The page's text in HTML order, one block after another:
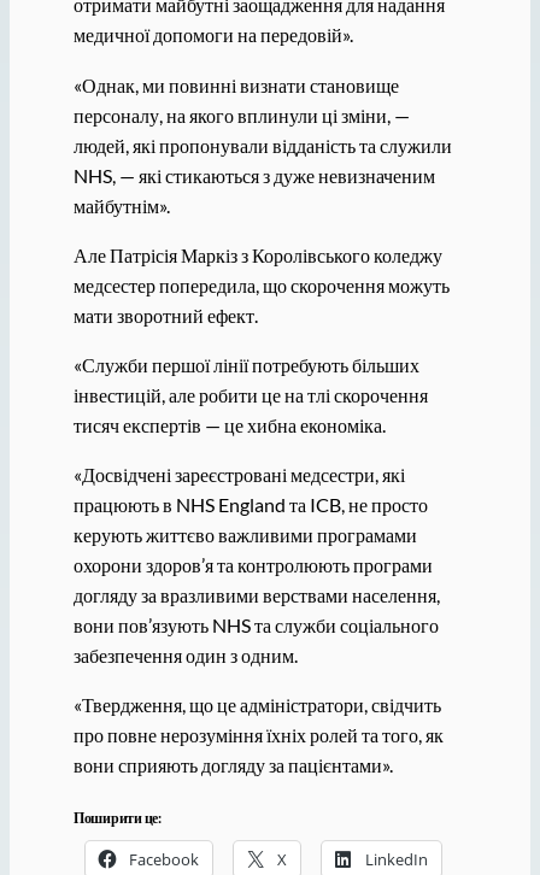
отримати майбутні заощадження для надання
медичної допомоги на передовій».
«Однак, ми повинні визнати становище
персоналу, на якого вплинули ці зміни, —
людей, які пропонували відданість та служили
NHS, — які стикаються з дуже невизначеним
майбутнім».
Але Патрісія Маркіз з Королівського коледжу
медсестер попередила, що скорочення можуть
мати зворотний ефект.
«Служби першої лінії потребують більших
інвестицій, але робити це на тлі скорочення
тисяч експертів — це хибна економіка.
«Досвідчені зареєстровані медсестри, які
працюють в NHS England та ICB, не просто
керують життєво важливими програмами
охорони здоров’я та контролюють програми
догляду за вразливими верствами населення,
вони пов’язують NHS та служби соціального
забезпечення один з одним.
«Твердження, що це адміністратори, свідчить
про повне нерозуміння їхніх ролей та того, як
вони сприяють догляду за пацієнтами».
Поширити це:
Facebook X LinkedIn